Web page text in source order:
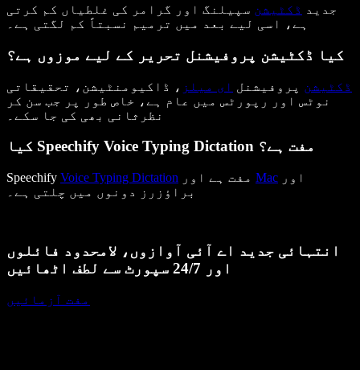
جدید ڈکٹیشن سپیلنگ اور گرامر کی غلطیاں کم کرتی
ہے، اسی لیے بعد میں ترمیم نسبتاً کم لگتی ہے۔
کیا ڈکٹیشن پروفیشنل تحریر کے لیے موزوں ہے؟
ڈکٹیشن پروفیشنل ای میلز ، ڈاکیومنٹیشن، تحقیقاتی
نوٹس اور رپورٹس میں عام ہے، خاص طور پر جب سن کر
نظرثانی بھی کی جا سکے۔
کیا Speechify Voice Typing Dictation مفت ہے؟
Speechify Voice Typing Dictation Mac
براؤزرز دونوں میں چلتی ہے۔
انتہائی جدید اے آئی آوازوں، لامحدود فائلوں
اور 24/7 سپورٹ سے لطف اٹھائیں
مفت آزمائیں